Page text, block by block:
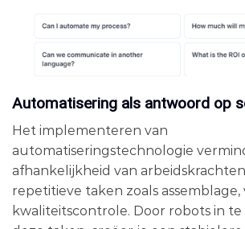
Automatisering als antwoord op
Het implementeren van
automatiseringstechnologie
afhankelijkheid van
repetitieve taken zoals
kwaliteitscontrole. Door robots in